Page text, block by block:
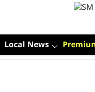
Local News